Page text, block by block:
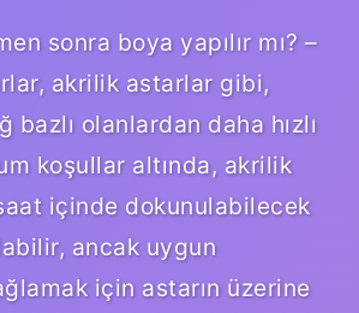
sonra boya yapılır mı? –
akrilik astarlar gibi,
bazlı olanlardan daha hızlı
koşullar altında, akrilik
içinde dokunulabilecek
ancak uygun
için astarın üzerine